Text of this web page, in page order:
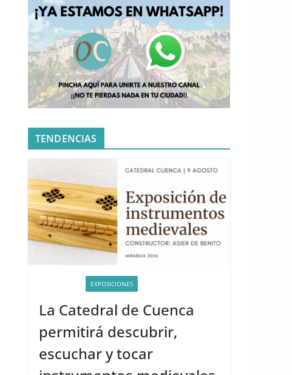
TENDENCIAS
EXPOSICIONES
La Catedral de Cuenca
permitirá descubrir,
escuchar y tocar